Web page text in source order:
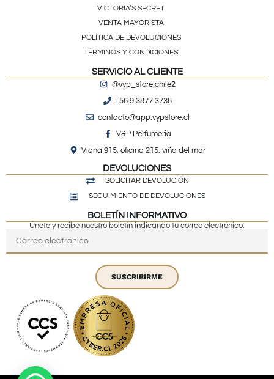
VICTORIA’S SECRET
VENTA MAYORISTA
POLÍTICA DE DEVOLUCIONES
TÉRMINOS Y CONDICIONES
SERVICIO AL CLIENTE
@vyp_store.chile2
+56 9 3877 3738
contacto@app.vypstore.cl
V&P Perfumeria
Viana 915, oficina 215, viña del mar
DEVOLUCIONES
SOLICITAR DEVOLUCIÓN
SEGUIMIENTO DE DEVOLUCIONES
BOLETÍN INFORMATIVO
Únete y recibe nuestro boletín indicando tu correo electrónico:
SUSCRIBIRME